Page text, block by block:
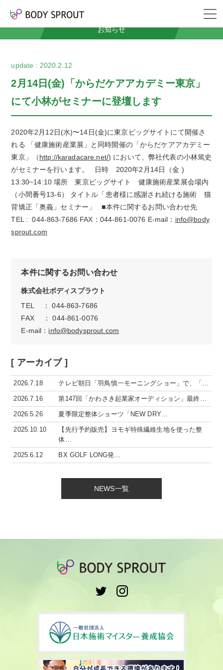
お知らせ
2020.2.12
2月14日(金)「からだケアアカデミー東京」
にて小林がセミナーに登壇します
2020年2月12日(水)〜14日(金)に東京ビッグサイトにて開催さ
れる 「健康施術産業展」と同時開催の「からだケアアカデミー
東京」（http://karadacare.net/) において、弊社代表の小林篤史
がセミナーを行います。 日時 2020年2月14日（金 )
13:30~14:10 場所 東京ビッグサイト 健康施術産業展会場内
（小間番号13-6） タイトル「患者様に感謝され続ける施術 猫
背矯正「奥義」セミナー」 ■本件に関するお問い合わせ先
TEL : 044-863-7686 FAX：044-861-0076 E-mail： info@body
sprout.com
本件に関するお問い合わせ
株式会社ボディスプラウト
TEL ： 044-863-7686
FAX ： 044-861-0076
E-mail： info@bodysprout.com
[ アーカイブ ]
2026.7.18 テレビ朝日「羽鳥慎一モーニングショー」で、「…
2026.7.16 第147回「かわさき起業家オーディション」最終…
2026.5.26 夏季限定整体ショーツ「NEW DRY…
2025.10.10
【先行予約販売】ヨモギ特殊繊維生地を使った整
体…
2025.6.12 BX GOLF LONG発…
NEWS一覧